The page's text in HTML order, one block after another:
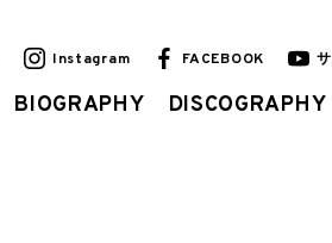
Instagram FACEBOOK
BIOGRAPHY DISCOGRAPHY